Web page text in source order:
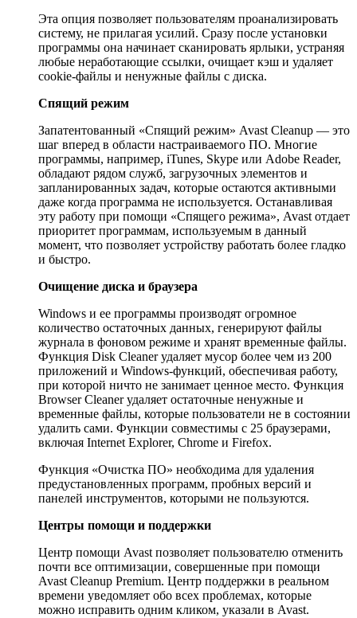
Эта опция позволяет пользователям проанализировать
систему, не прилагая усилий. Сразу после установки
программы она начинает сканировать ярлыки, устраняя
любые неработающие ссылки, очищает кэш и удаляет
cookie-файлы и ненужные файлы с диска.
Спящий режим
Запатентованный «Спящий режим» Avast Cleanup — это
шаг вперед в области настраиваемого ПО. Многие
программы, например, iTunes, Skype или Adobe Reader,
обладают рядом служб, загрузочных элементов и
запланированных задач, которые остаются активными
даже когда программа не используется. Останавливая
эту работу при помощи «Спящего режима», Avast отдает
приоритет программам, используемым в данный
момент, что позволяет устройству работать более гладко
и быстро.
Очищение диска и браузера
Windows и ее программы производят огромное
количество остаточных данных, генерируют файлы
журнала в фоновом режиме и хранят временные файлы.
Функция Disk Cleaner удаляет мусор более чем из 200
приложений и Windows-функций, обеспечивая работу,
при которой ничто не занимает ценное место. Функция
Browser Cleaner удаляет остаточные ненужные и
временные файлы, которые пользователи не в состоянии
удалить сами. Функции совместимы с 25 браузерами,
включая Internet Explorer, Chrome и Firefox.
Функция «Очистка ПО» необходима для удаления
предустановленных программ, пробных версий и
панелей инструментов, которыми не пользуются.
Центры помощи и поддержки
Центр помощи Avast позволяет пользователю отменить
почти все оптимизации, совершенные при помощи
Avast Cleanup Premium. Центр поддержки в реальном
времени уведомляет обо всех проблемах, которые
можно исправить одним кликом, указали в Avast.